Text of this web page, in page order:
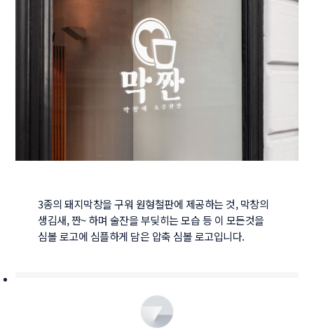
3종의 돼지막창을 구워 원형철판에 제공하는 것, 막창의
생김새, 짠~ 하며 술잔을 부딪히는 모습 등 이 모든것을
심볼 로고에 심플하게 담은 압축 심볼 로고입니다.